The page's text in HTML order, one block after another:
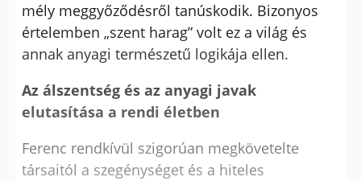
mély meggyőződésről tanúskodik. Bizonyos
értelemben „szent harag” volt ez a világ és
annak anyagi természetű logikája ellen.
Az álszentség és az anyagi javak
elutasítása a rendi életben
Ferenc rendkívül szigorúan megkövetelte
társaitól a szegénységet és a hiteles